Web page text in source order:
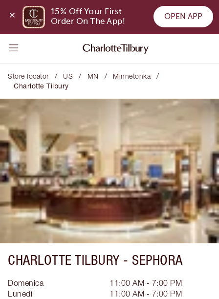
15% Off Your First
Order On The App!
OPEN APP
Store locator / US / MN / Minnetonka /
Charlotte Tilbury
CHARLOTTE TILBURY - SEPHORA
Domenica
11:00 AM - 7:00 PM
Lunedì
11:00 AM - 7:00 PM